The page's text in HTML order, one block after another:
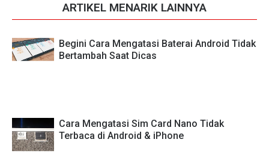
ARTIKEL MENARIK LAINNYA
Begini Cara Mengatasi Baterai Android Tidak
Bertambah Saat Dicas
Cara Mengatasi Sim Card Nano Tidak
Terbaca di Android & iPhone